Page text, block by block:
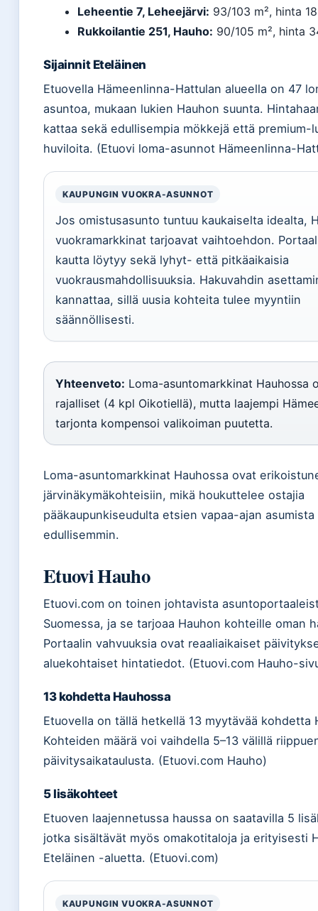
Leheentie 7, Leheejärvi: 93/103 m², hinta
Rukkoilantie 251, Hauho: 90/105 m², hinta
Sijainnit Eteläinen
Etuovella Hämeenlinna-Hattulan alueella on 47
asuntoa, mukaan lukien Hauhon suunta.
kattaa sekä edullisempia mökkejä että premium-
huviloita. (Etuovi loma-asunnot Hämeenlinna-
KAUPUNGIN VUOKRA-ASUNNOT
Jos omistusasunto tuntuu kaukaiselta idealta,
vuokramarkkinat tarjoavat vaihtoehdon.
kautta löytyy sekä lyhyt- että pitkäaikaisia
vuokrausmahdollisuuksia. Hakuvahdin
kannattaa, sillä uusia kohteita tulee myyntiin
säännöllisesti.
Yhteenveto: Loma-asuntomarkkinat Hauhossa
rajalliset (4 kpl Oikotiellä), mutta laajempi
tarjonta kompensoi valikoiman puutetta.
Loma-asuntomarkkinat Hauhossa ovat
järvinäkymäkohteisiin, mikä houkuttelee ostajia
pääkaupunkiseudulta etsien vapaa-ajan asumista
edullisemmin.
Etuovi Hauho
Etuovi.com on toinen johtavista
Suomessa, ja se tarjoaa Hauhon kohteille oman
Portaalin vahvuuksia ovat reaaliaikaiset
aluekohtaiset hintatiedot. (Etuovi.com Hauho-
13 kohdetta Hauhossa
Etuovella on tällä hetkellä 13 myytävää kohdetta
Kohteiden määrä voi vaihdella 5–13 välillä
päivitysaikataulusta. (Etuovi.com Hauho)
5 lisäkohteet
Etuoven laajennetussa haussa on saatavilla 5
jotka sisältävät myös omakotitaloja ja erityisesti
Eteläinen -aluetta. (Etuovi.com)
KAUPUNGIN VUOKRA-ASUNNOT